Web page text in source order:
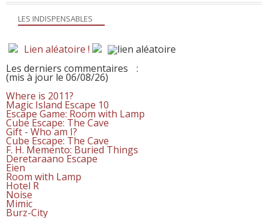
LES INDISPENSABLES
Lien aléatoire !
Les derniers commentaires
:
(mis à jour le 06/08/26)
Where is 2011?
Magic Island Escape 10
Escape Game: Room with Lamp
Cube Escape: The Cave
Gift - Who am I?
Cube Escape: The Cave
F. H. Memento: Buried Things
Deretaraano Escape
Eien
Room with Lamp
Hotel R
Noise
Mimic
Burz-City